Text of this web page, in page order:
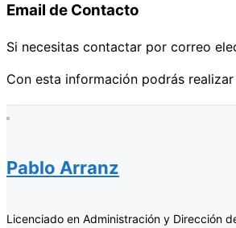
Email de Contacto
Si necesitas contactar por correo
Con esta información podrás realizar
Pablo Arranz
Licenciado en Administración y Dirección